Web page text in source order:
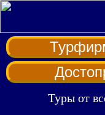
Туры от